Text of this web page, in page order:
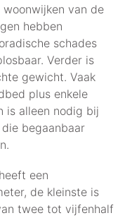
van de
hebben
schades
Verder is
gewicht. Vaak
plus enkele
is alleen nodig bij
begaanbaar
een
de kleinste is
twee tot vijfenhalf